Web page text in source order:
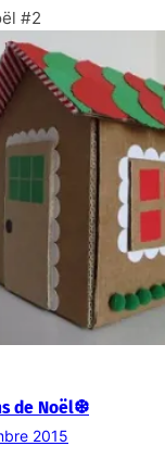
#2
de Noël❆
2015